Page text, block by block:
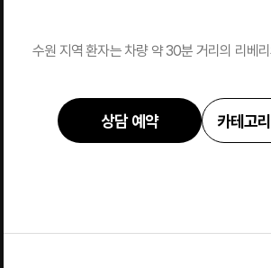
수원 지역 환자는 차량 약 30분 거리의 리베
상담 예약 카테고